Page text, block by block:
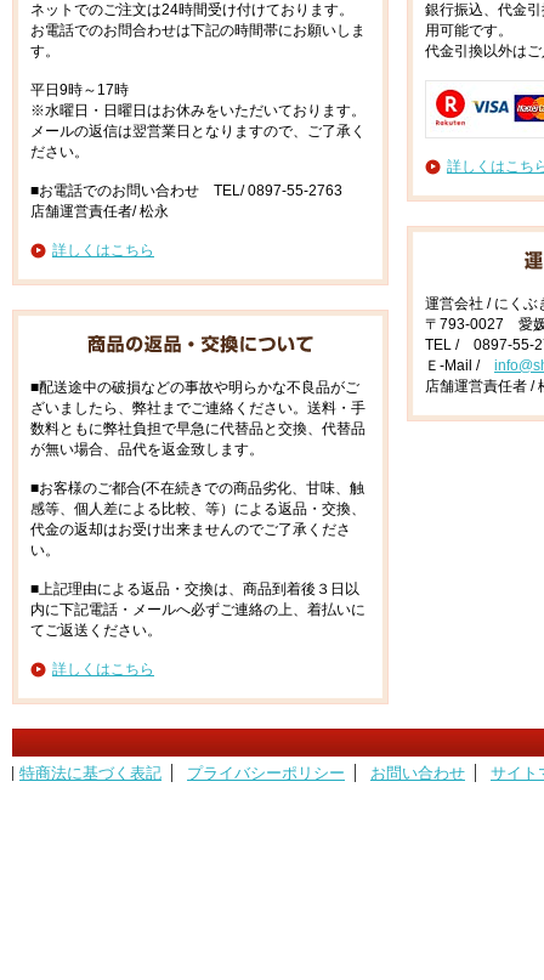
ネットでのご注文は24時間受け付けております。
お電話でのお問合わせは下記の時間帯にお願いしま
す。
平日9時～17時
※水曜日・日曜日はお休みをいただいております。
メールの返信は翌営業日となりますので、ご了承く
ださい。
■お電話でのお問い合わせ TEL/ 0897-55-2763
店舗運営責任者/ 松永
詳しくはこちら
■配送途中の破損などの事故や明らかな不良品がご
ざいましたら、弊社までご連絡ください。送料・手
数料ともに弊社負担で早急に代替品と交換、代替品
が無い場合、品代を返金致します。
■お客様のご都合(不在続きでの商品劣化、甘味、触
感等、個人差による比較、等）による返品・交換、
代金の返却はお受け出来ませんのでご了承くださ
い。
■上記理由による返品・交換は、商品到着後３日以
内に下記電話・メールへ必ずご連絡の上、着払いに
てご返送ください。
詳しくはこちら
銀行振込、代金
用可能です。
代金引換以外は
詳しくはこち
運営会社 / にくぶ
〒793-0027 愛
TEL / 0897-55-
Ｅ-Mail /
店舗運営責任者 /
特商法に基づく表記 プライバシーポリシー お問い合わせ サイト